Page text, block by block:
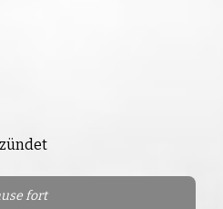
fort